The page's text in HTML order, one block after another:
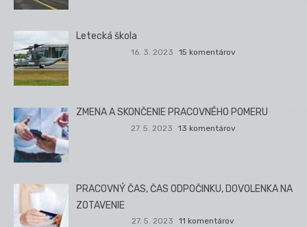
Letecká škola
16. 3. 2023 15 komentárov
ZMENA A SKONČENIE PRACOVNÉHO POMERU
27. 5. 2023 13 komentárov
PRACOVNÝ ČAS, ČAS ODPOČINKU, DOVOLENKA NA
ZOTAVENIE
27. 5. 2023 11 komentárov